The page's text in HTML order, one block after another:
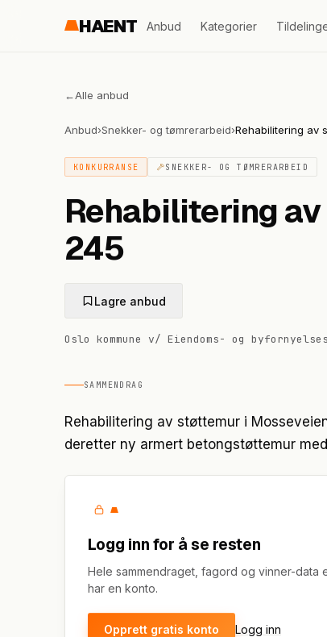
HAENT Anbud Kategorier
←Alle anbud
Anbud›Snekker- og tømrerarbeid›Rehabilitering av
KONKURRANSE SNEKKER- OG TØMRERARBEID
Rehabilitering
245
Lagre anbud
Oslo kommune v/ Eiendoms- og
SAMMENDRAG
Rehabilitering av støttemur i
deretter ny armert betongstøttemur
Logg inn for å se resten
Hele sammendraget, fagord og vinner-data
har en konto.
Opprett gratis konto Logg inn